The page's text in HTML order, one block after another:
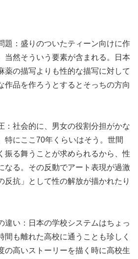
題：盛りのついたティーン向けに作
当然そういう要素が含まれる。日本
薬の描写よりも性的な描写に対して
作品を作ろうとするとそっちの方向
：社会的に、男女の役割分担がかな
特にここ70年くらいはそう。世間
振る舞うことが求められるから、性
なる。その反動でアート表現が過激
反抗」として性の解放が描かれたり
違い：日本の学校システムはちょっ
間も離れた高校に通うことも珍しく
の高いストーリーを描く時に高校生